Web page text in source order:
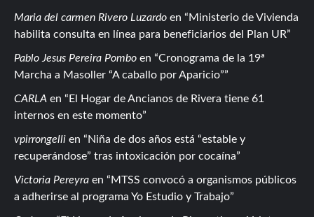
Maria del carmen Rivero Luzardo en
Ministerio de Vivienda
habilita consulta en línea para beneficiarios del Plan UR
Pablo Jesus Pereira Pombo en
Cronograma de la 19ª
Marcha a Masoller “A caballo por Aparicio”
CARLA en
El Hogar de Ancianos de Rivera tiene 61
internos en este momento
vpirrongelli en
Niña de dos años está “estable y
recuperándose” tras intoxicación por cocaína
Victoria Pereyra en
MTSS convocó a organismos públicos
a adherirse al programa Yo Estudio y Trabajo